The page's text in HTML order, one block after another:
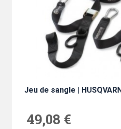
Jeu de sangle |
49,08 €